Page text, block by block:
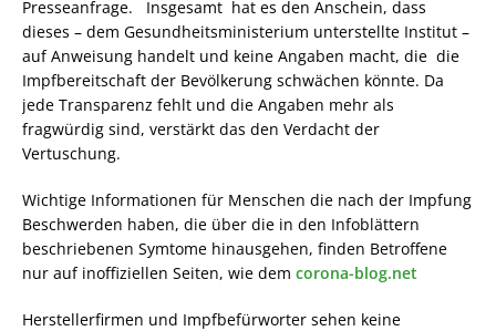
Presseanfrage. Insgesamt hat es den Anschein, dass
dieses – dem Gesundheitsministerium unterstellte Institut –
auf Anweisung handelt und keine Angaben macht, die die
Impfbereitschaft der Bevölkerung schwächen könnte. Da
jede Transparenz fehlt und die Angaben mehr als
fragwürdig sind, verstärkt das den Verdacht der
Vertuschung.
Wichtige Informationen für Menschen die nach der Impfung
Beschwerden haben, die über die in den Infoblättern
beschriebenen Symtome hinausgehen, finden Betroffene
nur auf inoffiziellen Seiten, wie dem corona-blog.net
Herstellerfirmen und Impfbefürworter sehen keine